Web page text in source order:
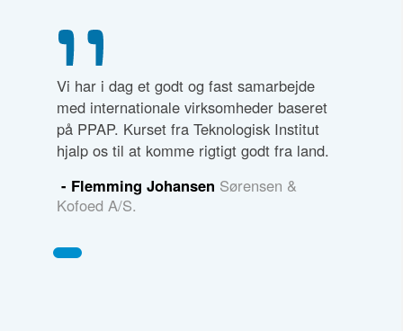
Vi har i dag et godt og fast samarbejde
med internationale virksomheder baseret
på PPAP. Kurset fra Teknologisk Institut
hjalp os til at komme rigtigt godt fra land.
- Flemming Johansen Sørensen &
Kofoed A/S.